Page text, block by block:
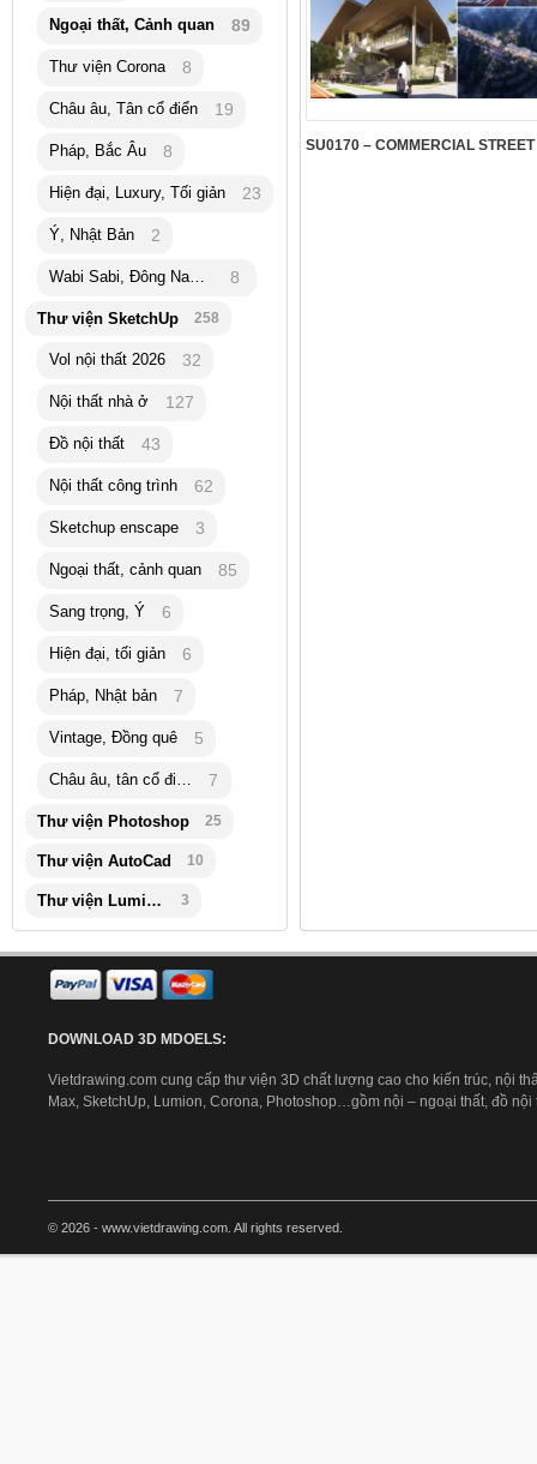
Ngoại thất, Cảnh quan 89
Thư viện Corona 8
Châu âu, Tân cổ điển 19
Pháp, Bắc Âu 8
Hiện đại, Luxury, Tối giản 23
Ý, Nhật Bản 2
Wabi Sabi, Đông Nam Á 8
Thư viện SketchUp 258
Vol nội thất 2026 32
Nội thất nhà ở 127
Đồ nội thất 43
Nội thất công trình 62
Sketchup enscape 3
Ngoại thất, cảnh quan 85
Sang trọng, Ý 6
Hiện đại, tối giản 6
Pháp, Nhật bản 7
Vintage, Đồng quê 5
Châu âu, tân cổ điển 7
Thư viện Photoshop 25
Thư viện AutoCad 10
Thư viện Lumion 3
DOWNLOAD 3D MDOELS:
Vietdrawing.com cung cấp thư viện 3D chất lượng cao cho kiến trúc, nội
Max, SketchUp, Lumion, Corona, Photoshop…gồm nội – ngoại thất, đồ nội
© 2026 - www.vietdrawing.com. All rights reserved.